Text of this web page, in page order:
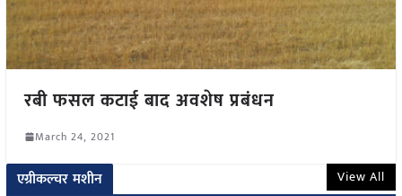
रबी फसल कटाई बाद अवशेष प्रबंधन
March 24, 2021
एग्रीकल्चर मशीन View All